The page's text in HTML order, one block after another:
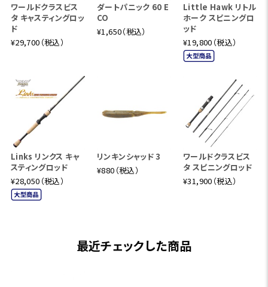
ワールドクラスビス
タ キャスティングロッ
ド
¥29,700（税込）
ダートパニック 60 E
CO
¥1,650（税込）
Little Hawk リトル
ホーク スピニングロ
ッド
¥19,800（税込）
Links リンクス キャ
スティングロッド
¥28,050（税込）
リンキンシャッド 3
¥880（税込）
ワールドクラスビス
タ スピニングロッド
¥31,900（税込）
最近チェックした商品